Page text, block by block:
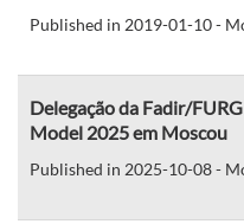
Published in 2019-01-10 -
Delegação da Fadir/
Model 2025 em Moscou
Published in 2025-10-08 -